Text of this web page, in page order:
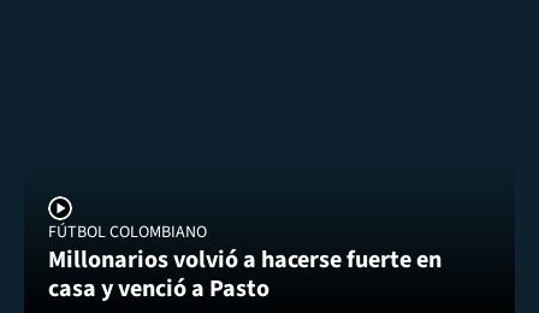
FÚTBOL COLOMBIANO
Millonarios volvió a hacerse fuerte en
casa y venció a Pasto